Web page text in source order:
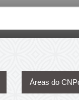
Áreas do